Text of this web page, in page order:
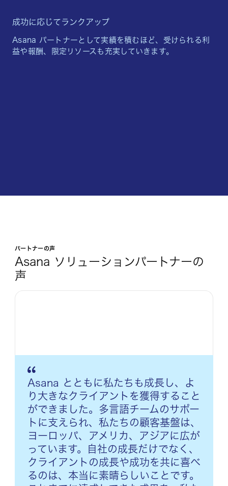
成功に応じてランクアップ
Asana パートナーとして実績を積むほど、受けられる利
益や報酬、限定リソースも充実していきます。
パートナーの声
Asana ソリューションパートナーの
声
Asana とともに私たちも成長し、よ
り大きなクライアントを獲得すること
ができました。多言語チームのサポー
トに支えられ、私たちの顧客基盤は、
ヨーロッパ、アメリカ、アジアに広が
っています。自社の成長だけでなく、
クライアントの成長や成功を共に喜べ
るのは、本当に素晴らしいことです。